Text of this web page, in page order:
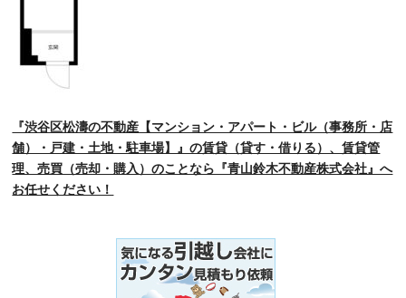
『渋谷区松濤の不動産【マンション・アパート・ビル（事務所・店
舗）・戸建・土地・駐車場】』の賃貸（貸す・借りる）、賃貸管
理、売買（売却・購入）のことなら『青山鈴木不動産株式会社』へ
お任せください！